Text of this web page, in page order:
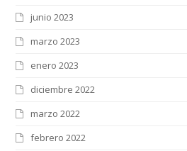
junio 2023
marzo 2023
enero 2023
diciembre 2022
marzo 2022
febrero 2022